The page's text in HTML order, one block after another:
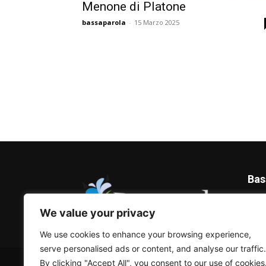
We value your privacy
We use cookies to enhance your browsing experience,
serve personalised ads or content, and analyse our traffic.
By clicking "Accept All", you consent to our use of cookies.
Menone di Platone
bassaparola - 15 Marzo 2025
© Bassaparola.it 2015-2025